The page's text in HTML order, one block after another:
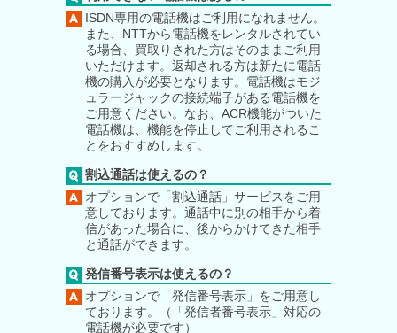
ISDN専用の電話機はご利用になれません。
また、NTTから電話機をレンタルされてい
る場合、買取りされた方はそのままご利用
いただけます。返却される方は新たに電話
機の購入が必要となります。電話機はモジ
ュラージャックの接続端子がある電話機を
ご用意ください。なお、ACR機能がついた
電話機は、機能を停止してご利用されるこ
とをおすすめします。
割込通話は使えるの？
オプションで「割込通話」サービスをご用
意しております。通話中に別の相手から着
信があった場合に、後からかけてきた相手
と通話ができます。
発信番号表示は使えるの？
オプションで「発信番号表示」をご用意し
ております。（「発信者番号表示」対応の
電話機が必要です）